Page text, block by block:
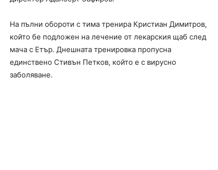
На пълни обороти с тима тренира Кристиан Димитров,
който бе подложен на лечение от лекарския щаб след
мача с Етър. Днешната тренировка пропусна
единствено Стивън Петков, който е с вирусно
заболяване.